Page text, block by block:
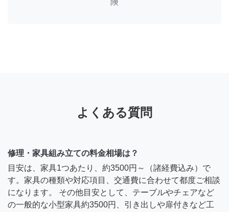
険
よくある質問
修理・家具組み立ての料金相場は？
目安は、家具1つあたり、約3500円～（諸経費込み）で
す。家具の種類や対応項目、交通費に合わせて都度ご相談
になります。 その他目安として、テーブルやチェアなど
の一般的な小型家具約3500円、引き出しや扉付きなど工